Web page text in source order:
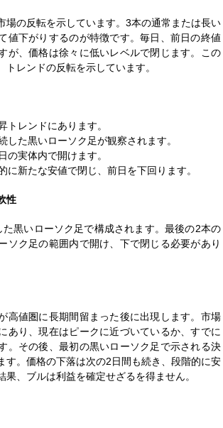
場の反転を示しています。3本の通常または長い
値下がりするのが特徴です。毎日、前日の終値
が、価格は徐々に低いレベルで閉じます。この
トレンドの反転を示しています。
トレンドにあります。
した黒いローソク足が観察されます。
の実体内で開けます。
に新たな安値で閉じ、前日を下回ります。
性
黒いローソク足で構成されます。最後の2本の
ソク足の範囲内で開け、下で閉じる必要があり
高値圏に長期間留まった後に出現します。市場
あり、現在はピークに近づいているか、すでに
。その後、最初の黒いローソク足で示される決
す。価格の下落は次の2日間も続き、段階的に安
果、ブルは利益を確定せざるを得ません。